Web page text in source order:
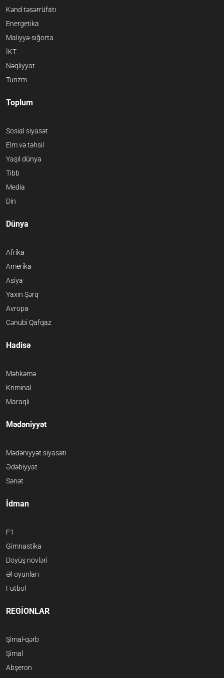
Kənd təsərrüfatı
Energetika
Maliyyə-sığorta
İKT
Nəqliyyat
Turizm
Toplum
Sosial siyasət
Elm və təhsil
Yaşıl dünya
Tibb
Media
Din
Dünya
Afrika
Amerika
Asiya
Yaxın Şərq
Avropa
Cənubi Qafqaz
Hadisə
Məhkəmə
Kriminal
Maraqlı
Mədəniyyət
Mədəniyyət siyasəti
Ədəbiyyat
Sənət
İdman
F1
Gimnastika
Döyüş növləri
Əl oyunları
Futbol
REGİONLAR
Şimal-qərb
Şimal
Abşeron